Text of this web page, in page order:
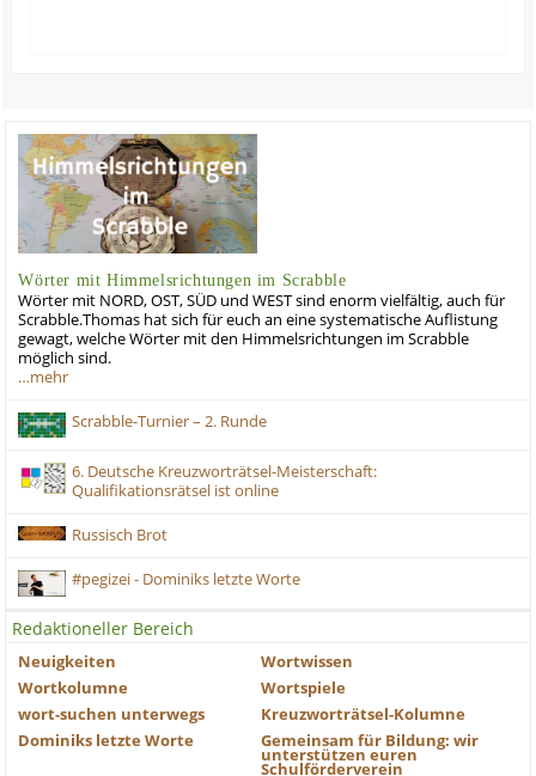
Wörter mit Himmelsrichtungen im Scrabble
Wörter mit NORD, OST, SÜD und WEST sind enorm vielfältig, auch für
Scrabble.Thomas hat sich für euch an eine systematische Auflistung
gewagt, welche Wörter mit den Himmelsrichtungen im Scrabble
möglich sind.
…mehr
Scrabble-Turnier – 2. Runde
6. Deutsche Kreuzworträtsel-Meisterschaft:
Qualifikationsrätsel ist online
Russisch Brot
#pegizei - Dominiks letzte Worte
Redaktioneller Bereich
Neuigkeiten
Wortwissen
Wortkolumne
Wortspiele
wort-suchen unterwegs
Kreuzworträtsel-Kolumne
Dominiks letzte Worte
Gemeinsam für Bildung: wir
unterstützen euren
Schulförderverein